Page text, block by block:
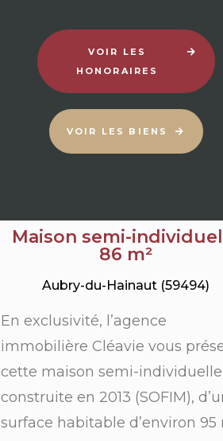
Maison semi-
86 m²
Aubry-du-Hainaut (59494)
En exclusivité, l’agence
immobilière Cléavie vous
cette maison semi-individuelle
construite en 2013 (SOFIM),
surface habitable d’environ 95
VOIR LES
HONORAIRES
VOIR LES BIENS